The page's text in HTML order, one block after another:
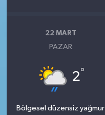
22 MART
PAZAR
2°
Bölgesel düzensiz yağmur